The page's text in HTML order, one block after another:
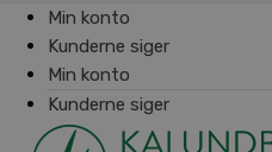
Min konto
Kunderne siger
Min konto
Kunderne siger